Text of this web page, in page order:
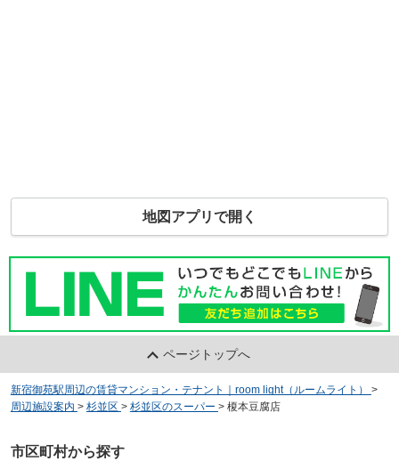
地図アプリで開く
ページトップへ
新宿御苑駅周辺の賃貸マンション・テナント｜room light（ルームライト）
>
周辺施設案内 > 杉並区 > 杉並区のスーパー > 榎本豆腐店
市区町村から探す